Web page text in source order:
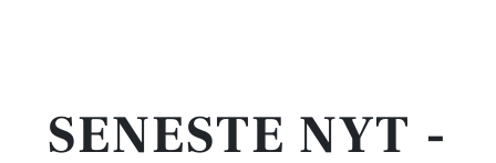
SENESTE NYT -